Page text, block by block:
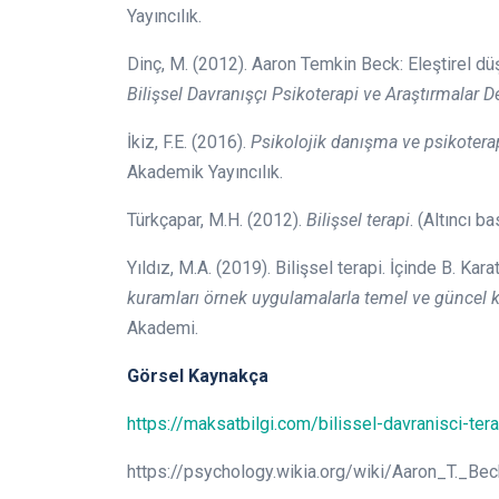
Yayıncılık.
Dinç, M. (2012). Aaron Temkin Beck: Eleştirel
Bilişsel Davranışçı Psikoterapi ve Araştırmalar
İkiz, F.E. (2016). Psikolojik danışma ve
Akademik Yayıncılık.
Türkçapar, M.H. (2012). Bilişsel terapi. (Altıncı
Yıldız, M.A. (2019). Bilişsel terapi. İçinde B.
kuramları örnek uygulamalarla temel ve güncel
Akademi.
Görsel Kaynakça
https://maksatbilgi.com/bilissel-davranisci-
https://psychology.wikia.org/wiki/